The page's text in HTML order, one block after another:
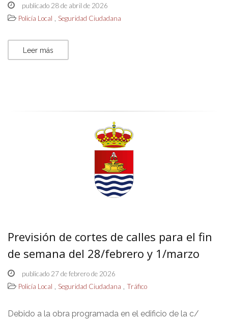
publicado 28 de abril de 2026
Policía Local , Seguridad Ciudadana
Leer más
Previsión de cortes de calles para el fin
de semana del 28/febrero y 1/marzo
publicado 27 de febrero de 2026
Policía Local , Seguridad Ciudadana , Tráfico
Debido a la obra programada en el edificio de la c/